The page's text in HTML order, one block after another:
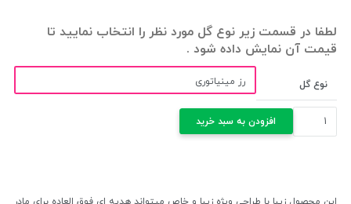
لطفا در قسمت زیر نوع گل مورد نظر را انتخاب نمایید تا
قیمت آن نمایش داده شود .
نوع گل
سبد
افزودن به سبد خرید
این محصول زیبا با طراحی ویژه زیبا و خاص میتواند هدیه ای فوق العاده برای مادر